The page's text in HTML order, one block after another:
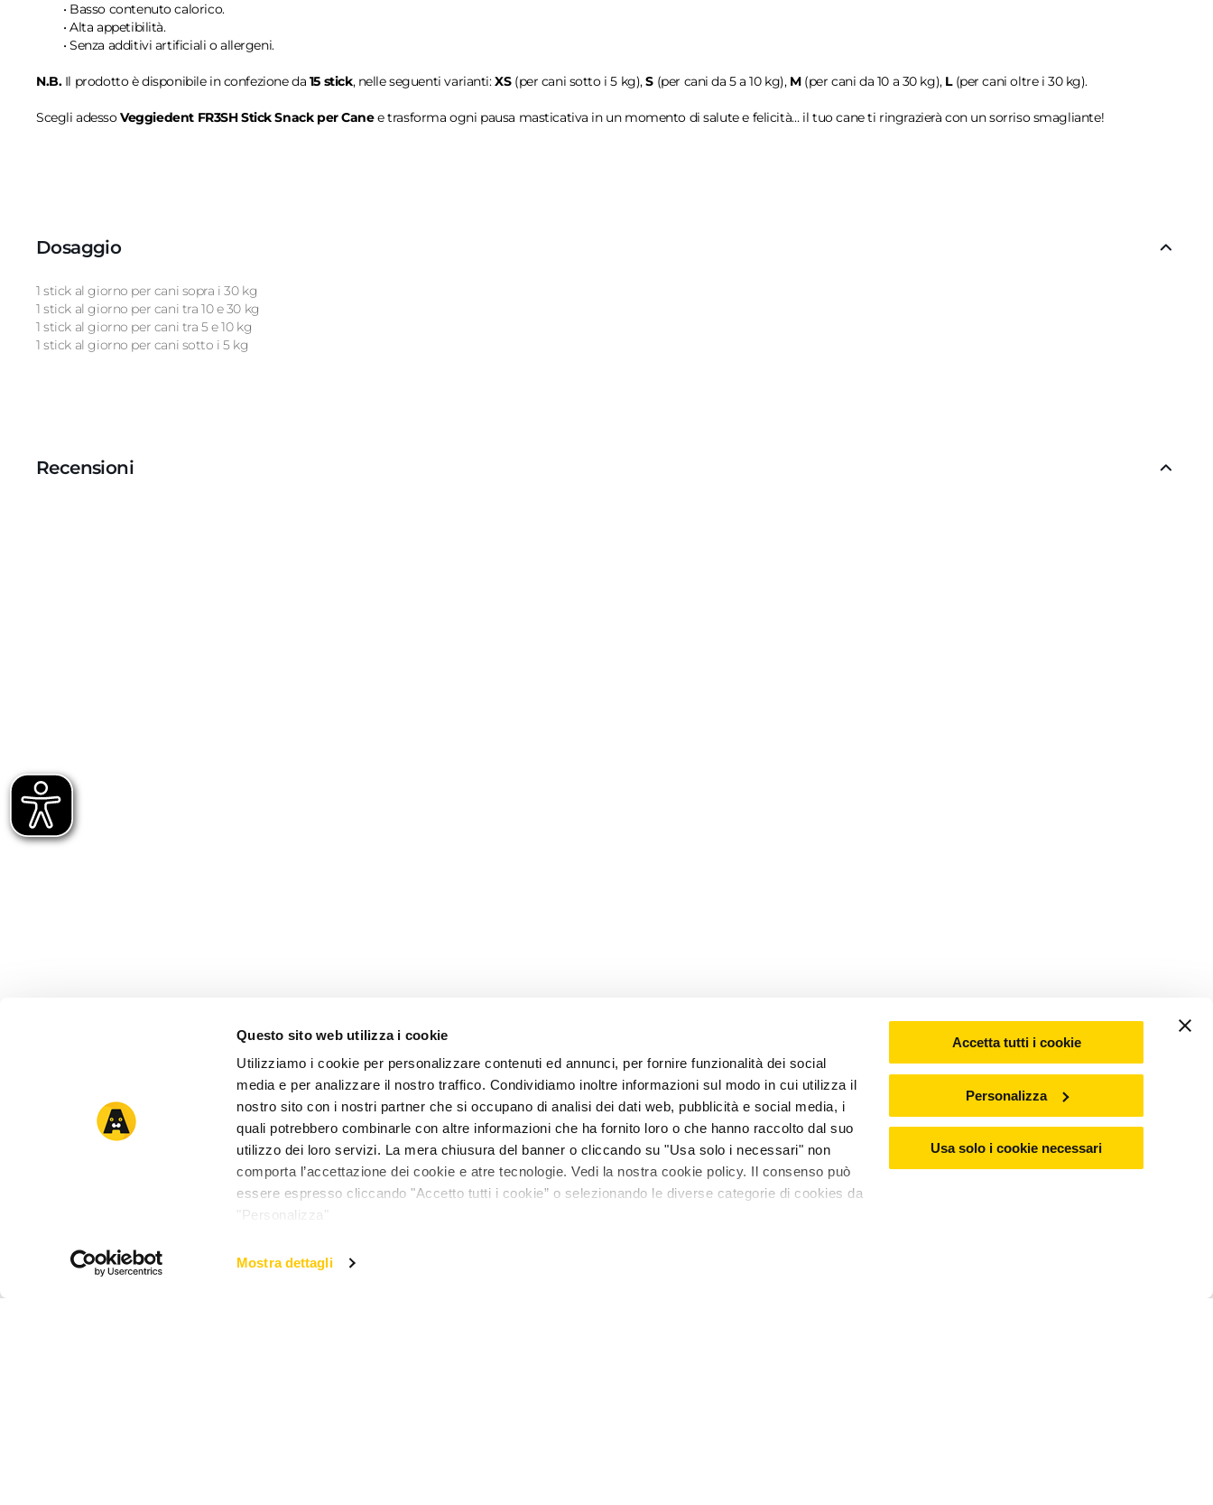
Questo sito web utilizza i cookie
Utilizziamo i cookie per personalizzare contenuti ed annunci, per fornire funzionalità dei social
media e per analizzare il nostro traffico. Condividiamo inoltre informazioni sul modo in cui utilizza il
nostro sito con i nostri partner che si occupano di analisi dei dati web, pubblicità e social media, i
quali potrebbero combinarle con altre informazioni che ha fornito loro o che hanno raccolto dal suo
utilizzo dei loro servizi. La mera chiusura del banner o cliccando su "Usa solo i necessari" non
comporta l’accettazione dei cookie e atre tecnologie. Vedi la nostra cookie policy. Il consenso può
essere espresso cliccando "Accetto tutti i cookie” o selezionando le diverse categorie di cookies da
"Personalizza"
Mostra dettagli
Accetta tutti i cookie
Personalizza
Usa solo i cookie necessari
• Basso contenuto calorico.
• Alta appetibilità.
• Senza additivi artificiali o allergeni.
N.B. Il prodotto è disponibile in confezione da 15 stick, nelle seguenti varianti:XS(per cani sotto i 5 kg),S (per cani da 5 a 10 kg), M(per cani da 10 a 30 kg), L (per cani oltre i 30 kg).
Scegli adessoVeggiedent FR3SH Stick Snack per Canee trasforma ogni pausa masticativa in un momento di salute e felicità… il tuo cane ti ringrazierà con un sorriso smagliante!
Dosaggio
1 stick al giorno per cani sopra i 30 kg
1 stick al giorno per cani tra 10 e 30 kg
1 stick al giorno per cani tra 5 e 10 kg
1 stick al giorno per cani sotto i 5 kg
Recensioni